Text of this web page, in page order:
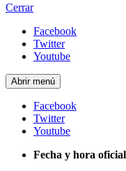
Cerrar
Facebook
Twitter
Youtube
Abrir menú
Facebook
Twitter
Youtube
Fecha y hora